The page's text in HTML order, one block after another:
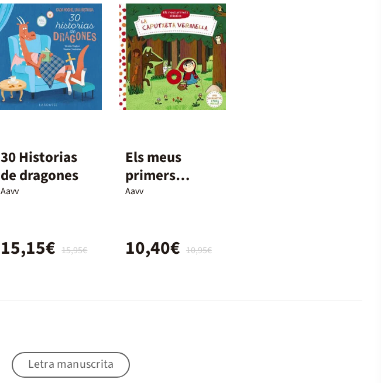
30 Historias
de dragones
Aavv
15,95€
15,15€
Els meus
primers
clàssics. La
Aavv
10,95€
10,40€
Letra manuscrita